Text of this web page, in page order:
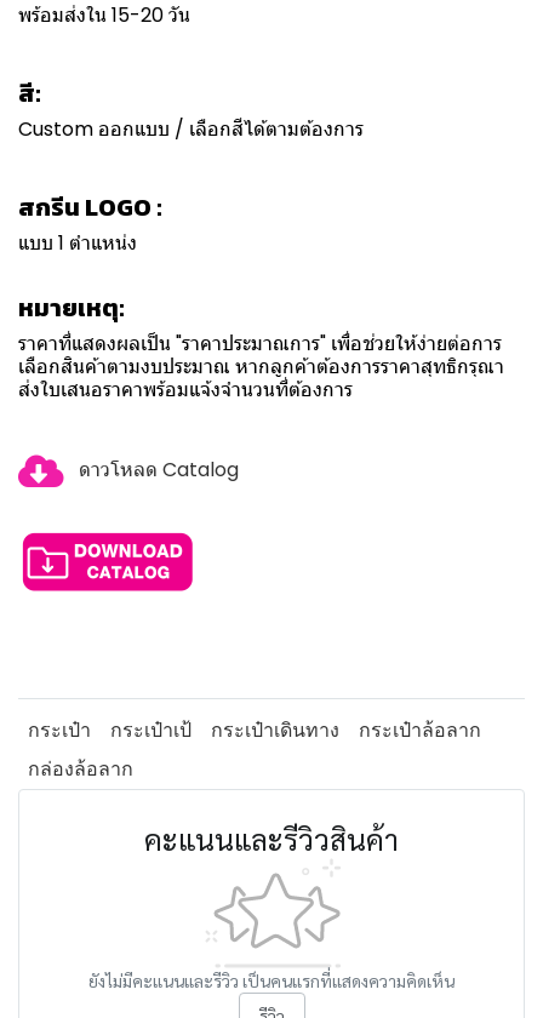
พร้อมส่งใน 15-20 วัน
สี:
Custom ออกแบบ / เลือกสีได้ตามต้องการ
สกรีน LOGO :
แบบ 1 ตำแหน่ง
หมายเหตุ:
ราคาที่แสดงผลเป็น "ราคาประมาณการ" เพื่อช่วยให้ง่ายต่อการ
เลือกสินค้าตามงบประมาณ หากลูกค้าต้องการราคาสุทธิกรุณา
ส่งใบเสนอราคาพร้อมแจ้งจำนวนที่ต้องการ
ดาวโหลด Catalog
กระเป๋า กระเป๋าเป้ กระเป๋าเดินทาง
กระเป๋าล้อลาก
กล่องล้อลาก
คะแนนและรีวิวสินค้า
ยังไม่มีคะแนนและรีวิว เป็นคนแรกที่แสดงความคิดเห็น